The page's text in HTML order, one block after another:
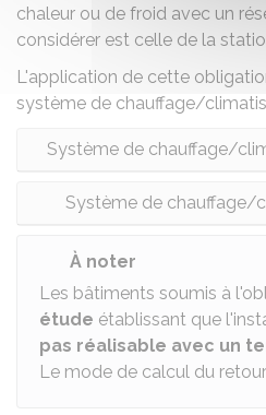
chaleur ou de froid avec un
considérer est celle de la
L'application de cette
système de chauffage/
Système de chauffage/
Système de chauffage/
À noter
Les bâtiments soumis à
étude établissant que
pas réalisable avec un
Le mode de calcul du